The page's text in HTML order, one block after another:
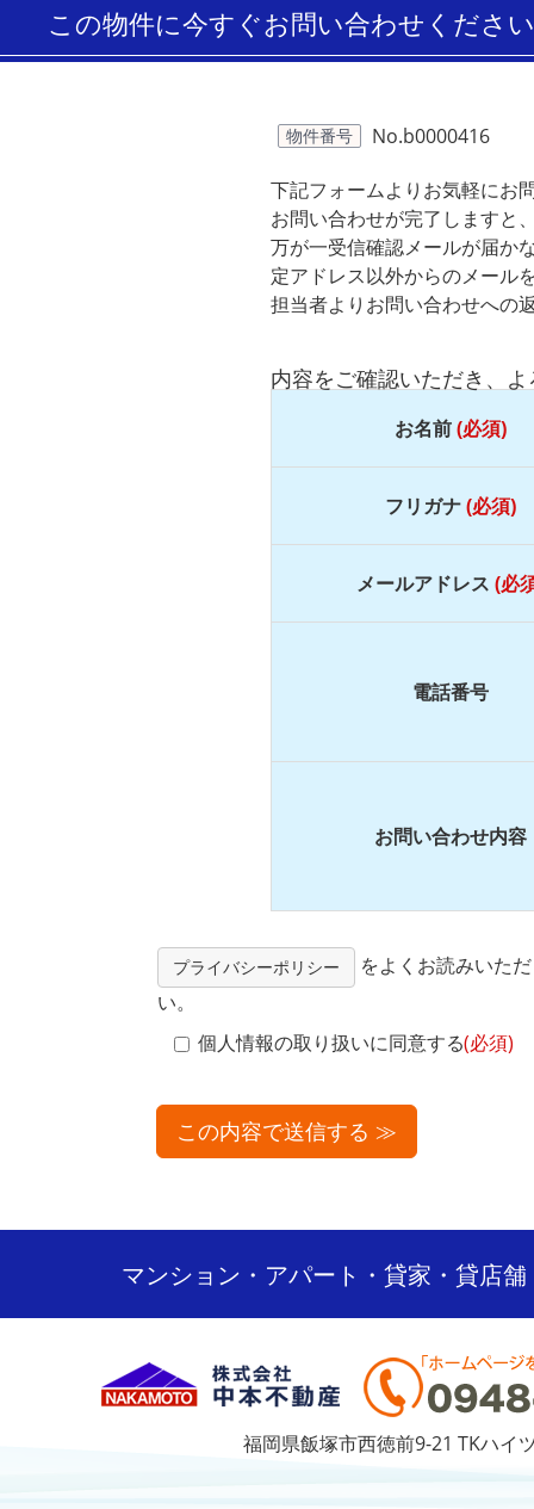
この物件に今すぐお問い合わせください
物件番号 No.b0000416
下記フォームよりお気軽にお
お問い合わせが完了しますと
万が一受信確認メールが届か
定アドレス以外からのメール
担当者よりお問い合わせへの
内容をご確認いただき、
お名前(必須)
フリガナ(必須)
メールアドレス (必
電話番号
お問い合わせ内容
プライバシーポリシー
をよくお読みいた
い。
個人情報の取り扱いに同意する(必須)
マンション・アパート・貸家・貸店
福岡県飯塚市西徳前9-21 TKハイ